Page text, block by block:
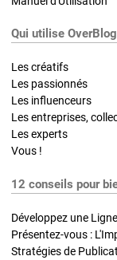
Qui utilise
Les créatifs
Les passionnés
Les influenceurs
Les entreprises,
Les experts
Vous !
12 conseils pour
Développez une
Présentez-vous :